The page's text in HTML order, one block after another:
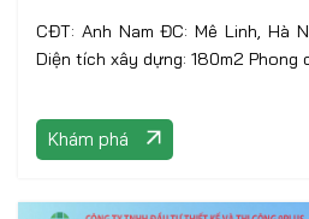
CĐT: Anh Nam ĐC: Mê Linh, Hà
Diện tích xây dựng: 180m2 Phong
Khám phá